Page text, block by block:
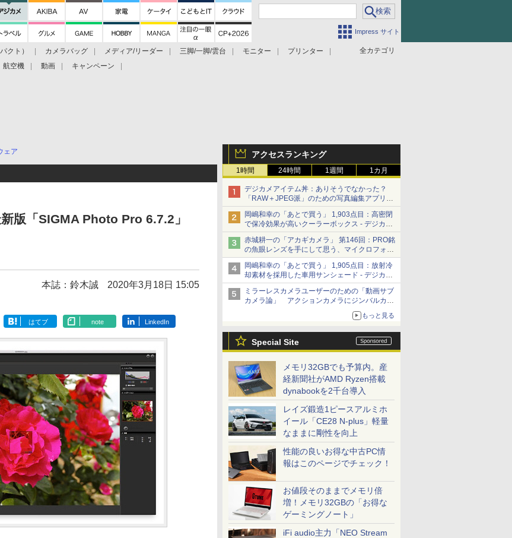
Impress サイト
全カテゴリ
クト） カメラバッグ メディア/リーダー 三脚/一脚/雲台 モニター
プリンター
航空機 動画 キャンペーン
アクセスランキング
1時間 24時間 1週間 1カ月
デジカメアイテム丼：ありそうでなかった？
「RAW＋JPEG派」のための写真編集アプリ
カメラデフォルトのJPEGを大切にする
「Filmator」
岡嶋和幸の「あとで買う」 1,903点目：高密閉
で保冷効果が高いクーラーボックス - デジカメ
Watch
赤城耕一の「アカギカメラ」 第146回：PRO銘
の魚眼レンズを手にして思う、マイクロフォー
サーズへの期待と可能性
岡嶋和幸の「あとで買う」 1,905点目：放射冷
却素材を採用した車用サンシェード - デジカメ
Watch
ミラーレスカメラユーザーのための「動画サブ
カメラ論」 アクションカメラにジンバルカメ
もっと見る
Special Site
メモリ32GBでも予算内。産
経新聞社がAMD Ryzen搭載
dynabookを2千台導入
レイズ鍛造1ピースアルミホ
イール「CE28 N-plus」軽量
なままに剛性を向上
性能の良いお得な中古PC情
報はこのページでチェック！
お値段そのままでメモリ倍
増！メモリ32GBの「お得な
ゲーミングノート」
iFi audio主力「NEO Stream
ェア
版「SIGMA Photo Pro 6.7.2」
本誌：鈴木誠 2020年3月18日 15:05
はてブ note LinkedIn